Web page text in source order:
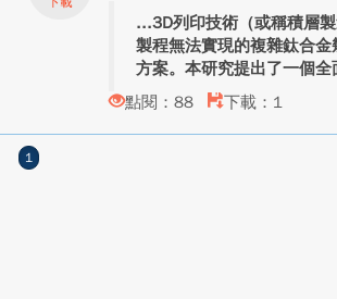
3D列印技術（或稱積層
製程無法實現的複雜鈦合
方案。本研究提出了一個
點閱：88
下載：1
1